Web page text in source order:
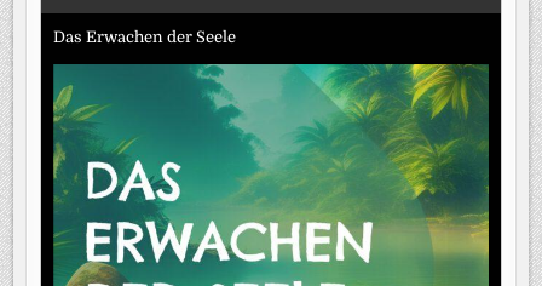
Das Erwachen der Seele